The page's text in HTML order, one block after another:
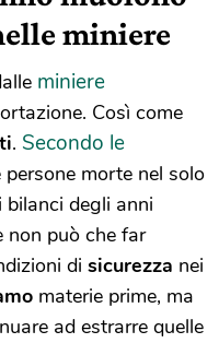
miniere
miniere
Così come
. Secondo le
morte nel solo
degli anni
non può che far
di sicurezza nei
materie prime, ma
ad estrarre quelle